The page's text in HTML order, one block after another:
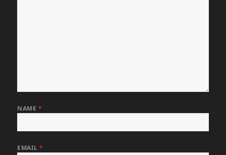
NAME *
EMAIL*